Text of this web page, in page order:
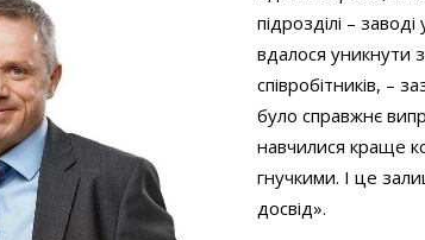
підрозділі –
вдалося уникнути
співробітників, –
було справжнє
навчилися краще
гнучкими. І це
досвід».